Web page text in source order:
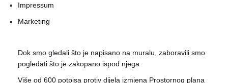
Impressum
Marketing
Dok smo gledali što je napisano na muralu, zaboravili smo
pogledati što je zakopano ispod njega
Više od 600 potpisa protiv dijela izmjena Prostornog plana